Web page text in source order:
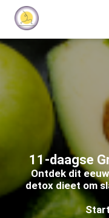
11-daagse
Ontdek dit
detox dieet om